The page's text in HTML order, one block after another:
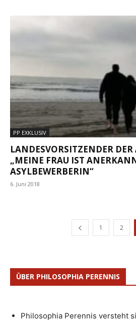
PP EXKLUSIV
LANDESVORSITZENDER
„MEINE FRAU IST
ASYLBEWERBERIN“
6. Juni 2018
1 2
ÜBER PHILOSOPHIA PERENNIS
Philosophia Perennis versteht